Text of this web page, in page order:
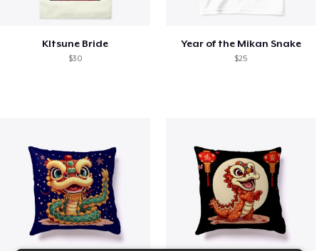
KItsune Bride
$30
Year of the Mikan Snake
$25